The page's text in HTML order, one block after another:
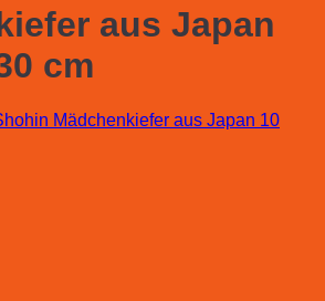
aus Japan
cm
Mädchenkiefer aus Japan 10